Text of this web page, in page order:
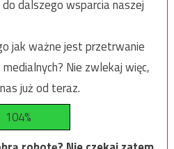
dalszego wsparcia naszej
jak ważne jest przetrwanie
Nie zwlekaj więc,
już od teraz.
104%